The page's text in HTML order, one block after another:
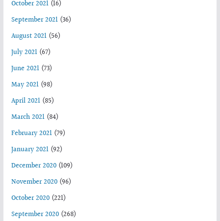
October 2021(16)
September 2021(36)
August 2021(56)
July 2021(67)
June 2021(73)
May 2021(98)
April 2021(85)
March 2021(84)
February 2021(79)
January 2021(92)
December 2020(109)
November 2020(96)
October 2020(221)
September 2020(268)